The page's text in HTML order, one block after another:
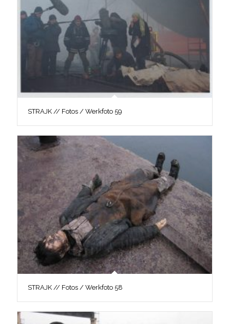
STRAJK // Fotos / Werkfoto 59
STRAJK // Fotos / Werkfoto 58